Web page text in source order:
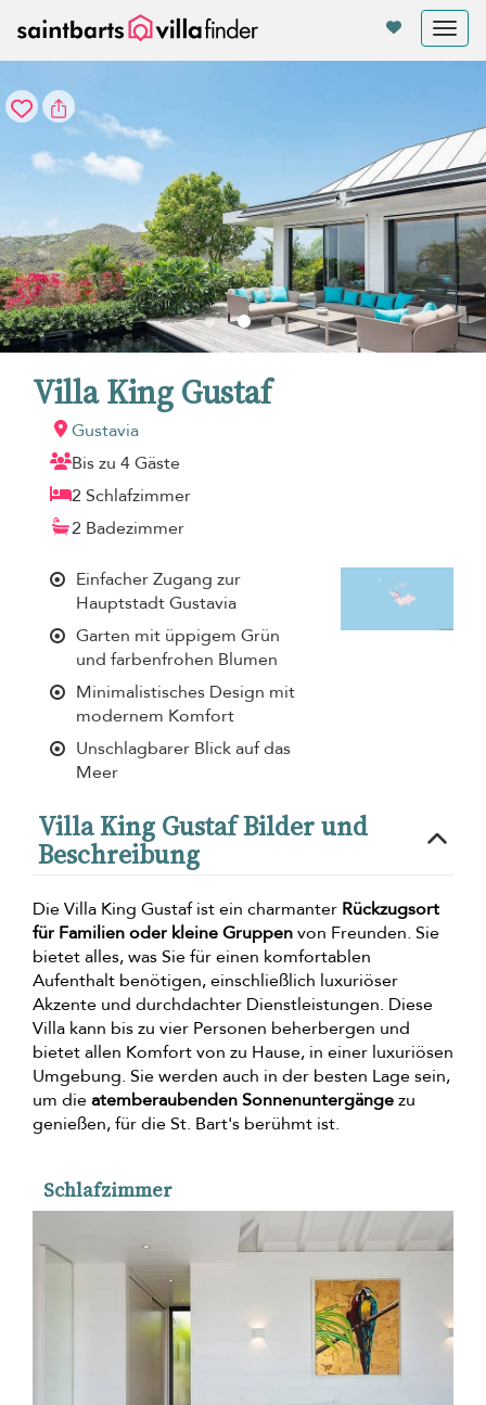
Villa King Gustaf
Gustavia
Bis zu 4 Gäste
2 Schlafzimmer
2 Badezimmer
Einfacher Zugang zur
Hauptstadt Gustavia
Garten mit üppigem Grün
und farbenfrohen Blumen
Minimalistisches Design mit
modernem Komfort
Unschlagbarer Blick auf das
Meer
Villa King Gustaf Bilder und
Beschreibung
Die Villa King Gustaf ist ein charmanter Rückzugsort
für Familien oder kleine Gruppenvon Freunden. Sie
bietet alles, was Sie für einen komfortablen
Aufenthalt benötigen, einschließlich luxuriöser
Akzente und durchdachter Dienstleistungen. Diese
Villa kann bis zu vier Personen beherbergen und
bietet allen Komfort von zu Hause, in einer luxuriösen
Umgebung. Sie werden auch in der besten Lage sein,
um dieatemberaubenden Sonnenuntergängezu
genießen, für die St. Bart's berühmt ist.
Schlafzimmer
Cookie-Einstellungen